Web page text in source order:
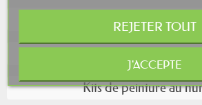
Jouets à clipser pour
Kits de peinture au
REJETER TOUT
J'ACCEPTE